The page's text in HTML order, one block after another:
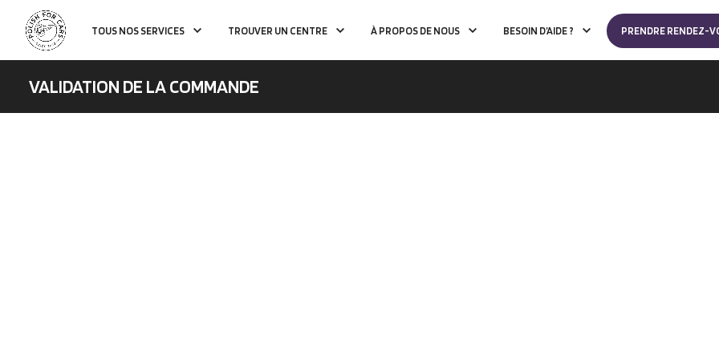
TOUS NOS SERVICES TROUVER UN CENTRE À PROPOS DE NOUS BESOIN D’AIDE ? PRENDRE RENDEZ-
VALIDATION DE LA COMMANDE